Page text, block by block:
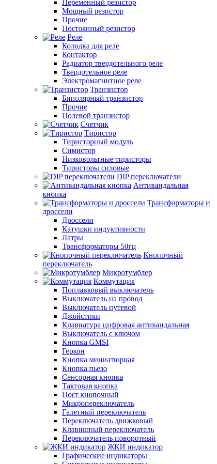
Переменный резистор
Мощный резистор
Прочие
Постоянный резистор
Реле
Колодка для реле
Контактор
Радиатор твердотельного реле
Твердотельное реле
Электромагнитное реле
Транзистор
Биполярный транзистор
Прочие
Полевой транзистор
Счетчик
Тиристор
Тиристорный модуль
Симистор
Низковольтные тиристоры
Тиристоры силовые
DIP переключатели
Антивандальная
кнопка
Трансформаторы и
дроссели
Дроссели
Катушки индуктивности
Латры
Трансформаторы 50гц
Кнопочный
переключатель
Микротумблер
Коммутация
Поплавковый выключатель
Выключатель на провод
Выключатель путевой
Джойстики
Клавиатура цифровая антивандальная
Выключатель с ключом
Кнопка GMSI
Геркон
Кнопка миниатюрная
Кнопка пьезо
Сенсорная кнопка
Тактовая кнопка
Пост кнопочный
Микропереключатель
Галетный переключатель
Переключатель движковый
Клавишный переключатель
Переключатель поворотный
ЖКИ индикатор
Графические индикаторы